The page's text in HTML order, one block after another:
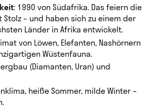
: 1990 von Südafrika. Das feiern die
Stolz – und haben sich zu einem der
Länder in Afrika entwickelt.
von Löwen, Elefanten, Nashörnern
Wüstenfauna.
(Diamanten, Uran) und
heiße Sommer, milde Winter –